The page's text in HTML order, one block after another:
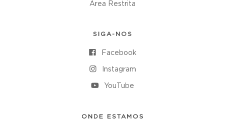
Área Restrita
SIGA-NOS
Facebook
Instagram
YouTube
ONDE ESTAMOS